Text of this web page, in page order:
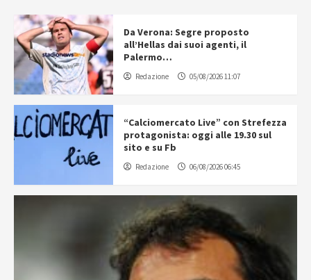
Da Verona: Segre proposto
all’Hellas dai suoi agenti, il
Palermo…
Redazione 05/08/2026 11:07
“Calciomercato Live” con Strefezza
protagonista: oggi alle 19.30 sul
sito e su Fb
Redazione 06/08/2026 06:45